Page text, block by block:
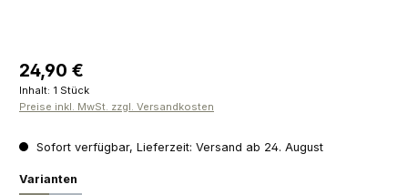
Regulärer Preis:
24,90 €
Inhalt: 1 Stück
Preise inkl. MwSt. zzgl. Versandkosten
Sofort verfügbar, Lieferzeit: Versand ab 24. August
Varianten